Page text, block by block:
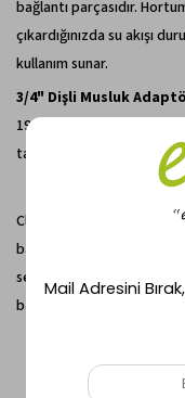
bağlantı parçasıdır.
çıkardığınızda su akışı
kullanım sunar.
3/4" Dişli Musluk
19 mm) dişli dış mekan
takabilmeniz için gerekli
Claber 8802 Jet Spreyli
başlamak veya mevcut
seçimdir. Kullanım
bakımınızı keyifli hale